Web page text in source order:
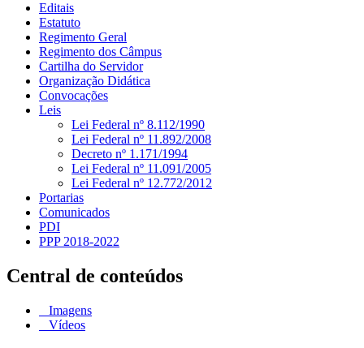
Editais
Estatuto
Regimento Geral
Regimento dos Câmpus
Cartilha do Servidor
Organização Didática
Convocações
Leis
Lei Federal nº 8.112/1990
Lei Federal nº 11.892/2008
Decreto nº 1.171/1994
Lei Federal nº 11.091/2005
Lei Federal nº 12.772/2012
Portarias
Comunicados
PDI
PPP 2018-2022
Central de conteúdos
Imagens
Vídeos